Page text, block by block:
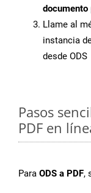
documento
Llame al
instancia
desde ODS
Pasos
PDF en
Para ODS a PDF,